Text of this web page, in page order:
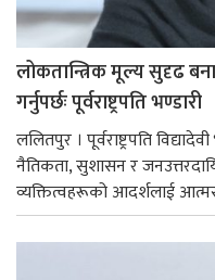
लोकतान्त्रिक मूल्य सुदृढ
गर्नुपर्छः पूर्वराष्ट्रपति भण्डारी
ललितपुर । पूर्वराष्ट्रपति
नैतिकता, सुशासन र
व्यक्तित्वहरूको आदर्शलाई